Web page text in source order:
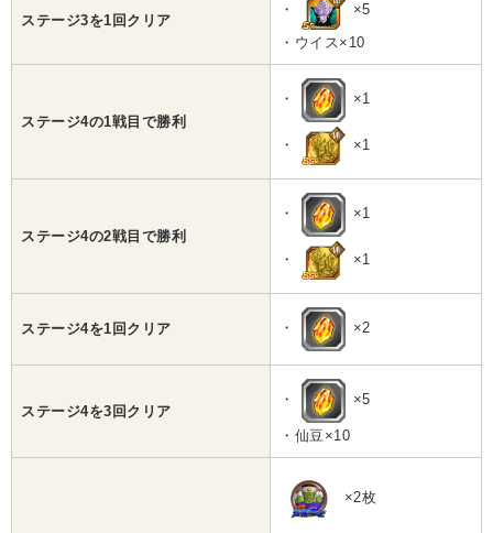
ステージ3を1回クリア
・ ×5
・ウイス×10
ステージ4の1戦目で勝利
・ ×1
・ ×1
ステージ4の2戦目で勝利
・ ×1
・ ×1
ステージ4を1回クリア ・ ×2
ステージ4を3回クリア
・ ×5
・仙豆×10
×2枚